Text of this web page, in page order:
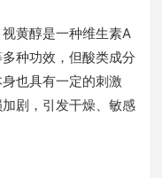
黄醇是一种维生素A
种功效，但酸类成分
也具有一定的刺激
剧，引发干燥、敏感